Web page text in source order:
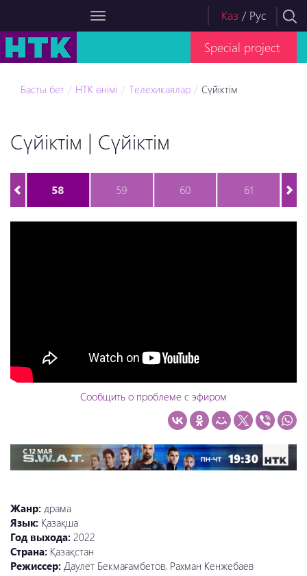
Каз / Рус
Special project
Басты бет НТК өнімі Телехикаялар Сүйіктім
Сүйіктім | Сүйіктім
58 59 60 61
Сообщить о проблеме с эфиром
Жанр: драма
Язык: Қазақша
Год выхода: 2022
Страна: Қазақстан
Режиссер: Даулет Бекмағамбетов, Рахман Кенжебаев